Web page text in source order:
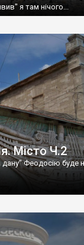
я там нічого...
Місто Ч.2
дану" Феодосію буде